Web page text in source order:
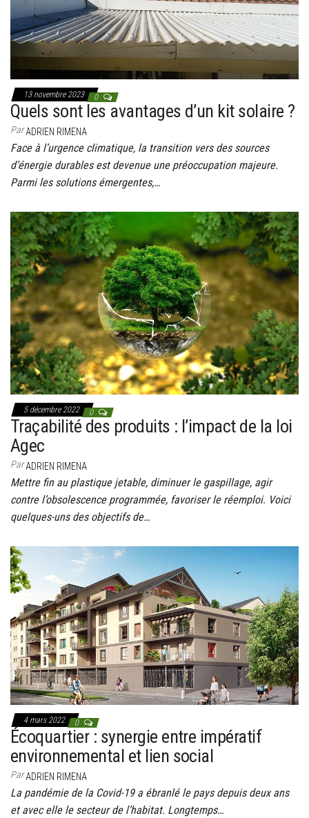
13 novembre 2023 0
Quels sont les avantages d’un kit solaire ?
ParADRIEN RIMENA
Face à l’urgence climatique, la transition vers des sources
d’énergie durables est devenue une préoccupation majeure.
Parmi les solutions émergentes,…
5 décembre 2022 0
Traçabilité des produits : l’impact de la loi
Agec
ParADRIEN RIMENA
Mettre fin au plastique jetable, diminuer le gaspillage, agir
contre l’obsolescence programmée, favoriser le réemploi. Voici
quelques-uns des objectifs de…
4 mars 2022 0
Écoquartier : synergie entre impératif
environnemental et lien social
ParADRIEN RIMENA
La pandémie de la Covid-19 a ébranlé le pays depuis deux ans
et avec elle le secteur de l’habitat. Longtemps…